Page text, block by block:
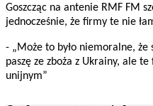
Goszcząc na antenie RMF FM
jednocześnie, że firmy te nie
- „Może to było niemoralne, że
paszę ze zboża z Ukrainy, ale
unijnym”